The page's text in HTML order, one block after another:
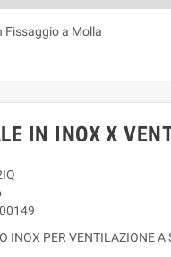
Fissaggio a Molla
IN INOX X
INOX PER VENTILAZIONE A